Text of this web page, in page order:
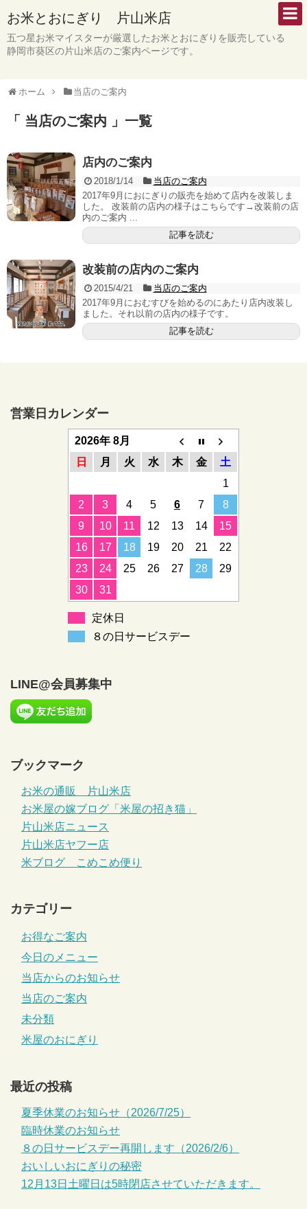
お米とおにぎり 片山米店
五つ星お米マイスターが厳選したお米とおにぎりを販売している
静岡市葵区の片山米店のご案内ページです。
ホーム 当店のご案内
「 当店のご案内 」一覧
店内のご案内
2018/1/14
当店のご案内
2017年9月におにぎりの販売を始めて店内を改装しま
した。 改装前の店内の様子はこちらです→改装前の店
内のご案内 ...
記事を読む
改装前の店内のご案内
2015/4/21
当店のご案内
2017年9月におむすびを始めるのにあたり店内改装し
ました。それ以前の店内の様子です。
記事を読む
営業日カレンダー
2026年 8月
日
月 火 水 木 金
土
1
2
3 4 5 6 7
8
9
10 11 12 13 14
15
16
17 18 19 20 21
22
23
24 25 26 27 28
29
30
31
定休日
８の日サービスデー
LINE@会員募集中
ブックマーク
お米の通販 片山米店
お米屋の嫁ブログ「米屋の招き猫」
片山米店ニュース
片山米店ヤフー店
米ブログ こめこめ便り
カテゴリー
お得なご案内
今日のメニュー
当店からのお知らせ
当店のご案内
未分類
米屋のおにぎり
最近の投稿
夏季休業のお知らせ（2026/7/25）
臨時休業のお知らせ
８の日サービスデー再開します（2026/2/6）
おいしいおにぎりの秘密
12月13日土曜日は5時閉店させていただきます。